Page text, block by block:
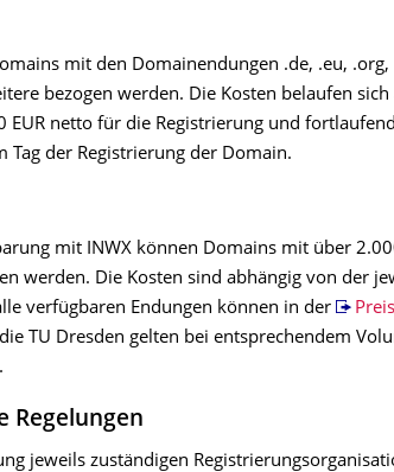
mit den Domainendungen .de, .eu,
bezogen werden. Die Kosten belaufen sich
netto für die Registrierung und
Tag der Registrierung der Domain.
mit INWX können Domains mit über
werden. Die Kosten sind abhängig von der
verfügbaren Endungen können in der
TU Dresden gelten bei entsprechendem
Regelungen
jeweils zuständigen